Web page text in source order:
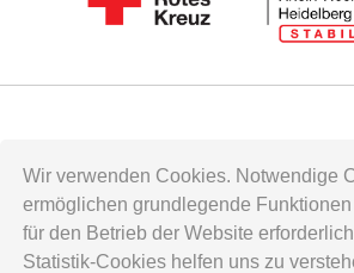
Wir verwenden Cookies. Notwendige
ermöglichen grundlegende
für den Betrieb der Website
Statistik-Cookies helfen uns zu
Spenden
Mitwirken